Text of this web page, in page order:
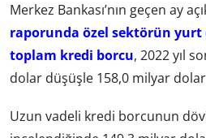
Merkez Bankası’nın geçen ay
raporunda özel sektörün yurt
toplam kredi borcu, 2022 yıl
dolar düşüşle 158,0 milyar
Uzun vadeli kredi borcunun